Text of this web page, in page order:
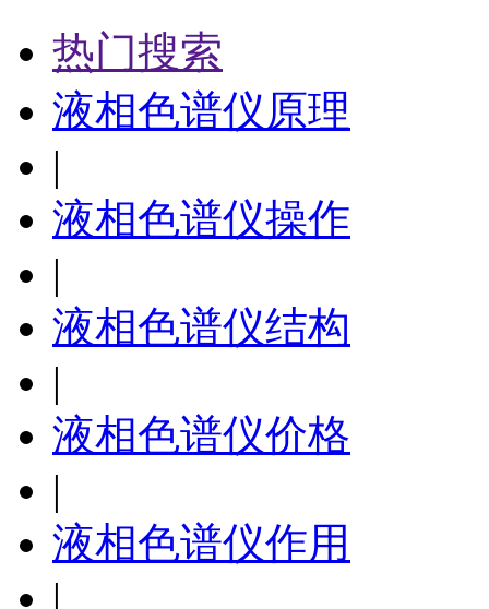
热门搜索
液相色谱仪原理
|
液相色谱仪操作
|
液相色谱仪结构
|
液相色谱仪价格
|
液相色谱仪作用
|